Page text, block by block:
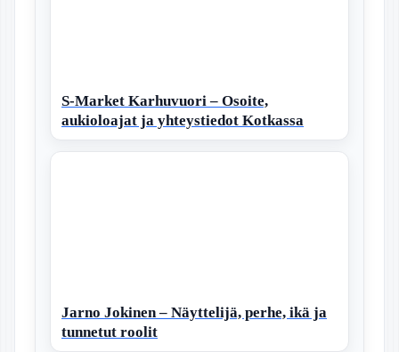
S-Market Karhuvuori – Osoite,
aukioloajat ja yhteystiedot Kotkassa
Jarno Jokinen – Näyttelijä, perhe, ikä ja
tunnetut roolit